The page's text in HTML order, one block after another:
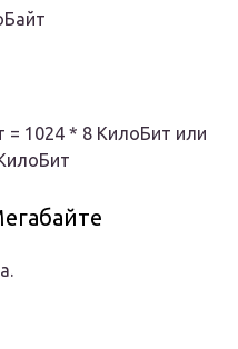
= 1024 * 8 КилоБит или